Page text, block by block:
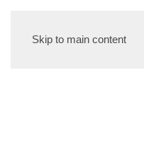
Skip to main content